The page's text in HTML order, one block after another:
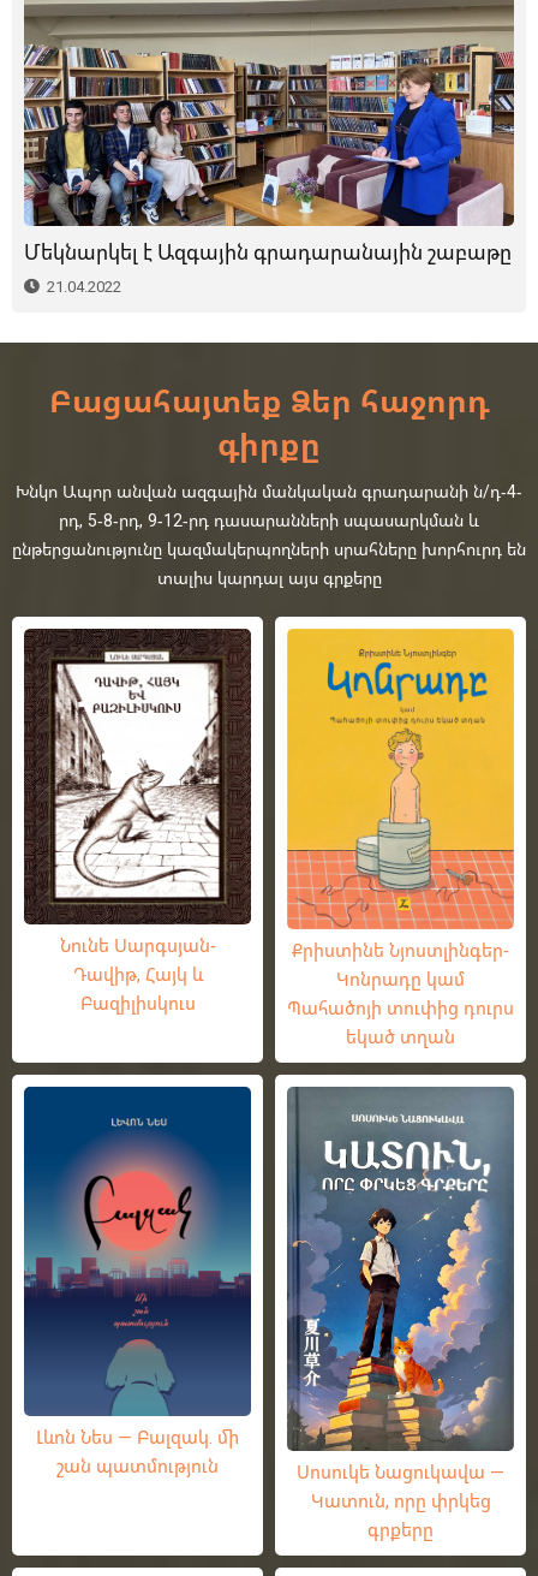
Մեկնարկել է Ազգային գրադարանային շաբաթը
21.04.2022
Բացահայտեք Ձեր հաջորդ
գիրքը
Խնկո Ապոր անվան ազգային մանկական գրադարանի ն/դ-4-
րդ, 5-8-րդ, 9-12-րդ դասարանների սպասարկման և
ընթերցանությունը կազմակերպողների սրահները խորհուրդ են
տալիս կարդալ այս գրքերը
Նունե Սարգսյան-
Դավիթ, Հայկ և
Բազիլիսկուս
Քրիստինե Նյոստլինգեր-
Կոնրադը կամ
Պահածոյի տուփից դուրս
եկած տղան
Լևոն Նես — Բալզակ. մի
շան պատմություն
Սոսուկե Նացուկավա —
Կատուն, որը փրկեց
գրքերը